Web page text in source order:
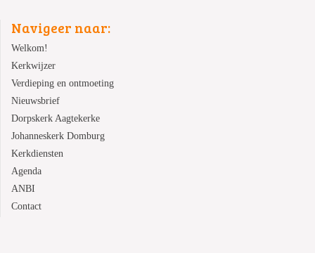
Navigeer naar:
Welkom!
Kerkwijzer
Verdieping en ontmoeting
Nieuwsbrief
Dorpskerk Aagtekerke
Johanneskerk Domburg
Kerkdiensten
Agenda
ANBI
Contact